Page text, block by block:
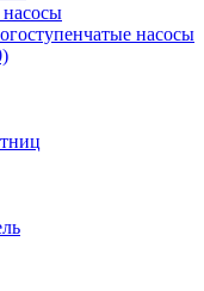
насосы